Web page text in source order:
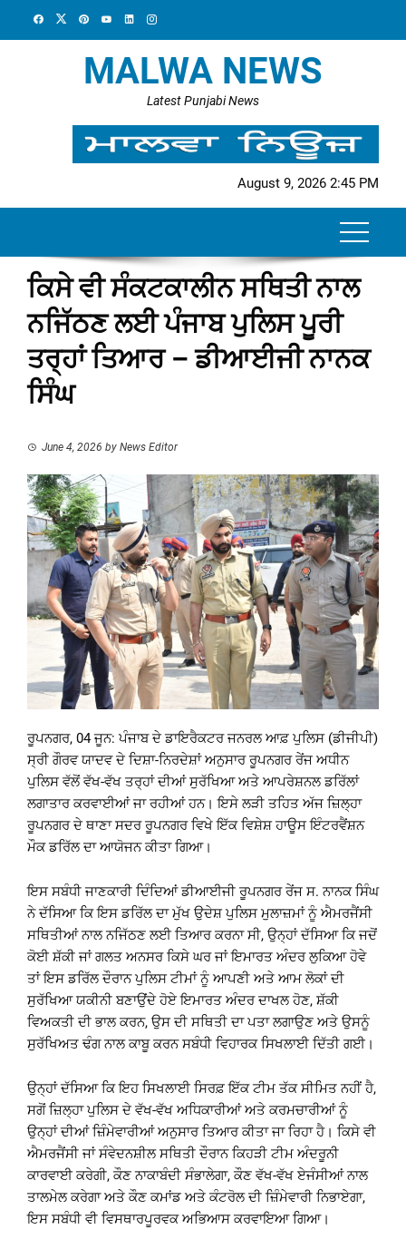
MALWA NEWS
Latest Punjabi News
August 9, 2026 2:45 PM
ਕਿਸੇ ਵੀ ਸੰਕਟਕਾਲੀਨ ਸਥਿਤੀ ਨਾਲ
ਨਜਿੱਠਣ ਲਈ ਪੰਜਾਬ ਪੁਲਿਸ ਪੂਰੀ
ਤਰ੍ਹਾਂ ਤਿਆਰ – ਡੀਆਈਜੀ ਨਾਨਕ
ਸਿੰਘ
June 4, 2026 by News Editor
ਰੂਪਨਗਰ, 04 ਜੂਨ: ਪੰਜਾਬ ਦੇ ਡਾਇਰੈਕਟਰ ਜਨਰਲ ਆਫ਼ ਪੁਲਿਸ (ਡੀਜੀਪੀ)
ਸ੍ਰੀ ਗੌਰਵ ਯਾਦਵ ਦੇ ਦਿਸ਼ਾ-ਨਿਰਦੇਸ਼ਾਂ ਅਨੁਸਾਰ ਰੂਪਨਗਰ ਰੇਂਜ ਅਧੀਨ
ਪੁਲਿਸ ਵੱਲੋਂ ਵੱਖ-ਵੱਖ ਤਰ੍ਹਾਂ ਦੀਆਂ ਸੁਰੱਖਿਆ ਅਤੇ ਆਪਰੇਸ਼ਨਲ ਡਰਿੱਲਾਂ
ਲਗਾਤਾਰ ਕਰਵਾਈਆਂ ਜਾ ਰਹੀਆਂ ਹਨ। ਇਸੇ ਲੜੀ ਤਹਿਤ ਅੱਜ ਜ਼ਿਲ੍ਹਾ
ਰੂਪਨਗਰ ਦੇ ਥਾਣਾ ਸਦਰ ਰੂਪਨਗਰ ਵਿਖੇ ਇੱਕ ਵਿਸ਼ੇਸ਼ ਹਾਊਸ ਇੰਟਰਵੈਂਸ਼ਨ
ਮੌਕ ਡਰਿੱਲ ਦਾ ਆਯੋਜਨ ਕੀਤਾ ਗਿਆ।
ਇਸ ਸਬੰਧੀ ਜਾਣਕਾਰੀ ਦਿੰਦਿਆਂ ਡੀਆਈਜੀ ਰੂਪਨਗਰ ਰੇਂਜ ਸ. ਨਾਨਕ ਸਿੰਘ
ਨੇ ਦੱਸਿਆ ਕਿ ਇਸ ਡਰਿੱਲ ਦਾ ਮੁੱਖ ਉਦੇਸ਼ ਪੁਲਿਸ ਮੁਲਾਜ਼ਮਾਂ ਨੂੰ ਐਮਰਜੈਂਸੀ
ਸਥਿਤੀਆਂ ਨਾਲ ਨਜਿੱਠਣ ਲਈ ਤਿਆਰ ਕਰਨਾ ਸੀ, ਉਨ੍ਹਾਂ ਦੱਸਿਆ ਕਿ ਜਦੋਂ
ਕੋਈ ਸ਼ੱਕੀ ਜਾਂ ਗਲਤ ਅਨਸਰ ਕਿਸੇ ਘਰ ਜਾਂ ਇਮਾਰਤ ਅੰਦਰ ਲੁਕਿਆ ਹੋਵੇ
ਤਾਂ ਇਸ ਡਰਿੱਲ ਦੌਰਾਨ ਪੁਲਿਸ ਟੀਮਾਂ ਨੂੰ ਆਪਣੀ ਅਤੇ ਆਮ ਲੋਕਾਂ ਦੀ
ਸੁਰੱਖਿਆ ਯਕੀਨੀ ਬਣਾਉਂਦੇ ਹੋਏ ਇਮਾਰਤ ਅੰਦਰ ਦਾਖਲ ਹੋਣ, ਸ਼ੱਕੀ
ਵਿਅਕਤੀ ਦੀ ਭਾਲ ਕਰਨ, ਉਸ ਦੀ ਸਥਿਤੀ ਦਾ ਪਤਾ ਲਗਾਉਣ ਅਤੇ ਉਸਨੂੰ
ਸੁਰੱਖਿਅਤ ਢੰਗ ਨਾਲ ਕਾਬੂ ਕਰਨ ਸਬੰਧੀ ਵਿਹਾਰਕ ਸਿਖਲਾਈ ਦਿੱਤੀ ਗਈ।
ਉਨ੍ਹਾਂ ਦੱਸਿਆ ਕਿ ਇਹ ਸਿਖਲਾਈ ਸਿਰਫ਼ ਇੱਕ ਟੀਮ ਤੱਕ ਸੀਮਿਤ ਨਹੀਂ ਹੈ,
ਸਗੋਂ ਜ਼ਿਲ੍ਹਾ ਪੁਲਿਸ ਦੇ ਵੱਖ-ਵੱਖ ਅਧਿਕਾਰੀਆਂ ਅਤੇ ਕਰਮਚਾਰੀਆਂ ਨੂੰ
ਉਨ੍ਹਾਂ ਦੀਆਂ ਜ਼ਿੰਮੇਵਾਰੀਆਂ ਅਨੁਸਾਰ ਤਿਆਰ ਕੀਤਾ ਜਾ ਰਿਹਾ ਹੈ। ਕਿਸੇ ਵੀ
ਐਮਰਜੈਂਸੀ ਜਾਂ ਸੰਵੇਦਨਸ਼ੀਲ ਸਥਿਤੀ ਦੌਰਾਨ ਕਿਹੜੀ ਟੀਮ ਅੰਦਰੂਨੀ
ਕਾਰਵਾਈ ਕਰੇਗੀ, ਕੌਣ ਨਾਕਾਬੰਦੀ ਸੰਭਾਲੇਗਾ, ਕੌਣ ਵੱਖ-ਵੱਖ ਏਜੰਸੀਆਂ ਨਾਲ
ਤਾਲਮੇਲ ਕਰੇਗਾ ਅਤੇ ਕੌਣ ਕਮਾਂਡ ਅਤੇ ਕੰਟਰੋਲ ਦੀ ਜ਼ਿੰਮੇਵਾਰੀ ਨਿਭਾਏਗਾ,
ਇਸ ਸਬੰਧੀ ਵੀ ਵਿਸਥਾਰਪੂਰਵਕ ਅਭਿਆਸ ਕਰਵਾਇਆ ਗਿਆ।